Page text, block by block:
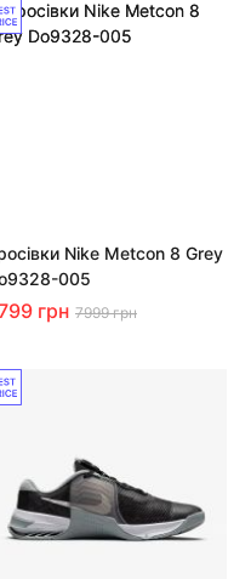
Nike Metcon 8 Grey
005
грн 7999 грн